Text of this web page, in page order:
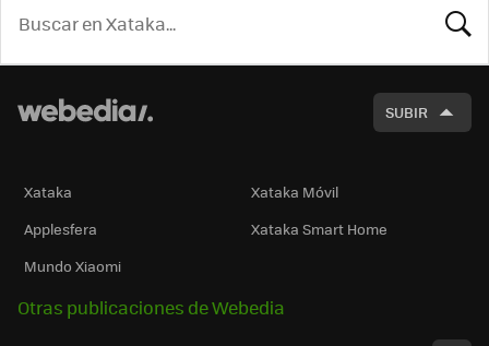
SUBIR
Xataka
Xataka Móvil
Applesfera
Xataka Smart Home
Mundo Xiaomi
Otras publicaciones de Webedia